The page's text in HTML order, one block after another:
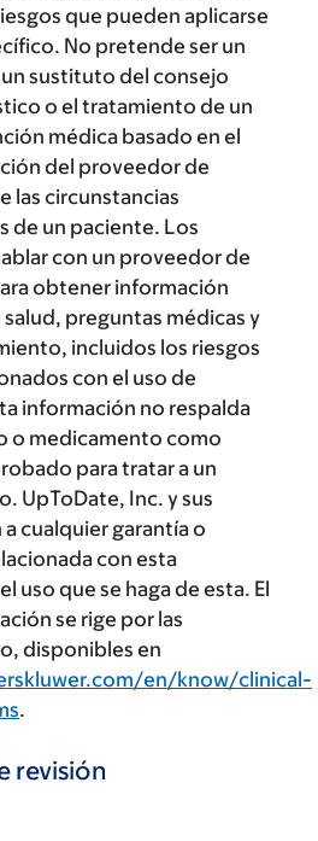
que pueden aplicarse
No pretende ser un
sustituto del consejo
o el tratamiento de un
médica basado en el
del proveedor de
las circunstancias
de un paciente. Los
con un proveedor de
obtener información
preguntas médicas y
incluidos los riesgos
con el uso de
información no respalda
o medicamento como
para tratar a un
UpToDate, Inc. y sus
cualquier garantía o
con esta
uso que se haga de esta. El
se rige por las
disponibles en
en/know/clinical-
.
revisión